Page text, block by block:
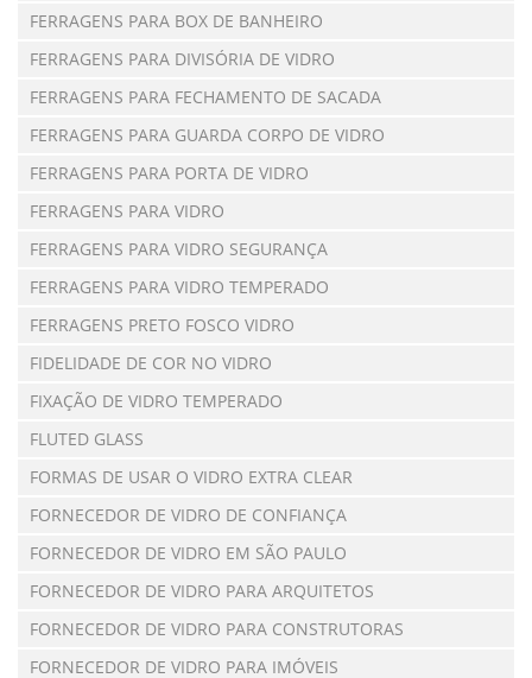
FERRAGENS PARA BOX DE BANHEIRO
FERRAGENS PARA DIVISÓRIA DE VIDRO
FERRAGENS PARA FECHAMENTO DE SACADA
FERRAGENS PARA GUARDA CORPO DE VIDRO
FERRAGENS PARA PORTA DE VIDRO
FERRAGENS PARA VIDRO
FERRAGENS PARA VIDRO SEGURANÇA
FERRAGENS PARA VIDRO TEMPERADO
FERRAGENS PRETO FOSCO VIDRO
FIDELIDADE DE COR NO VIDRO
FIXAÇÃO DE VIDRO TEMPERADO
FLUTED GLASS
FORMAS DE USAR O VIDRO EXTRA CLEAR
FORNECEDOR DE VIDRO DE CONFIANÇA
FORNECEDOR DE VIDRO EM SÃO PAULO
FORNECEDOR DE VIDRO PARA ARQUITETOS
FORNECEDOR DE VIDRO PARA CONSTRUTORAS
FORNECEDOR DE VIDRO PARA IMÓVEIS